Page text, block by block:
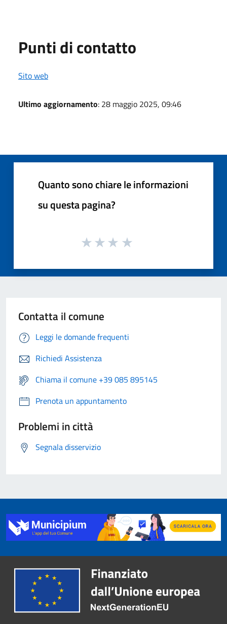
Punti di contatto
Sito web
Ultimo aggiornamento: 28 maggio 2025, 09:46
Quanto sono chiare le informazioni
su questa pagina?
Contatta il comune
Leggi le domande frequenti
Richiedi Assistenza
Chiama il comune +39 085 895145
Prenota un appuntamento
Problemi in città
Segnala disservizio